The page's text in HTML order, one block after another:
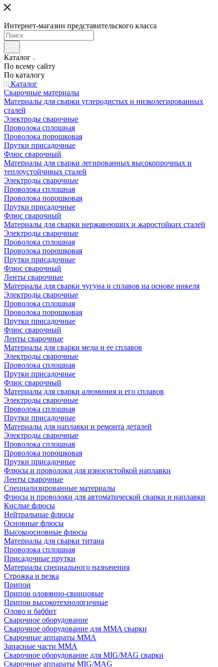
Интернет-магазин представительского класса
Каталог
По всему сайту
По каталогу
Каталог
Сварочные материалы
Материалы для сварки углеродистых и низколегированных
сталей
Электроды сварочные
Проволока сплошная
Проволока порошковая
Прутки присадочные
Флюс сварочный
Материалы для сварки легированных высокопрочных и
теплоустойчивых сталей
Электроды сварочные
Проволока сплошная
Проволока порошковая
Прутки присадочные
Флюс сварочный
Материалы для сварки нержавеющих и жаростойких сталей
Электроды сварочные
Проволока сплошная
Проволока порошковая
Прутки присадочные
Флюс сварочный
Ленты сварочные
Материалы для сварки чугуна и сплавов на основе никеля
Электроды сварочные
Проволока сплошная
Проволока порошковая
Прутки присадочные
Флюс сварочный
Ленты сварочные
Материалы для сварки меди и ее сплавов
Электроды сварочные
Проволока сплошная
Прутки присадочные
Флюс сварочный
Материалы для сварки алюминия и его сплавов
Электроды сварочные
Проволока сплошная
Прутки присадочные
Материалы для наплавки и ремонта деталей
Электроды сварочные
Проволока сплошная
Проволока порошковая
Прутки присадочные
Флюсы и проволоки для износостойкой наплавки
Ленты сварочные
Специализированные материалы
Флюсы и проволоки для автоматической сварки и наплавки
Кислые флюсы
Нейтральные флюсы
Основные флюсы
Высокоосновные флюсы
Материалы для сварки титана
Проволока сплошная
Присадочные прутки
Материалы специального назначения
Строжка и резка
Припои
Припои оловянно-свинцовые
Припои высокотехнологичные
Олово и баббит
Сварочное оборудование
Сварочное оборудование для MMA сварки
Сварочные аппараты MMA
Запасные части MMA
Сварочное оборудование для MIG/MAG сварки
Сварочные аппараты MIG/MAG